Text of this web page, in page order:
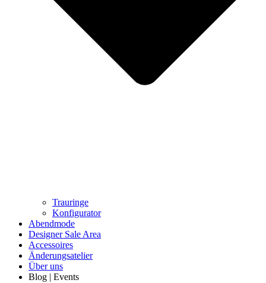
Trauringe
Konfigurator
Abendmode
Designer Sale Area
Accessoires
Änderungsatelier
Über uns
Blog | Events